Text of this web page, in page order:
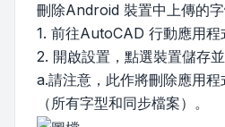
刪除Android 裝置中上傳的
1. 前往AutoCAD 行動應用程
2. 開啟設置，點選裝置儲存並
a.請注意，此作將刪除應用
（所有字型和同步檔案）。